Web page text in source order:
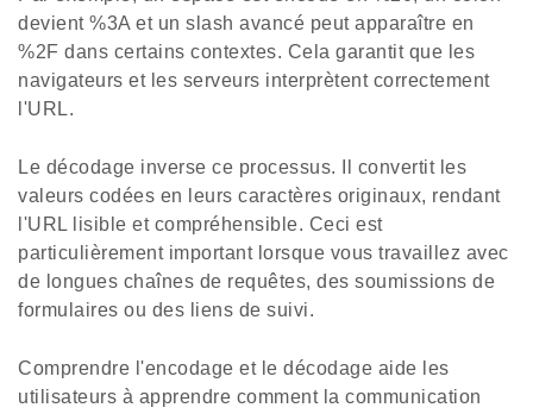
devient %3A et un slash avancé peut apparaître en
%2F dans certains contextes. Cela garantit que les
navigateurs et les serveurs interprètent correctement
l'URL.
Le décodage inverse ce processus. Il convertit les
valeurs codées en leurs caractères originaux, rendant
l'URL lisible et compréhensible. Ceci est
particulièrement important lorsque vous travaillez avec
de longues chaînes de requêtes, des soumissions de
formulaires ou des liens de suivi.
Comprendre l'encodage et le décodage aide les
utilisateurs à apprendre comment la communication